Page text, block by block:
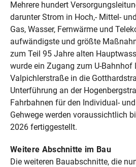
Mehrere hundert
darunter Strom in Hoch,- Mittel-
Gas, Wasser, Fernwärme und
aufwändigste und größte
zum Teil 95 Jahre alten
wurde ein Zugang zum U-Bahnhof
Valpichlerstraße in die
Unterführung an der
Fahrbahnen für den Individual-
Gehwege werden voraussichtlich
2026 fertiggestellt.
Weitere Abschnitte im Bau
Die weiteren Bauabschnitte, die